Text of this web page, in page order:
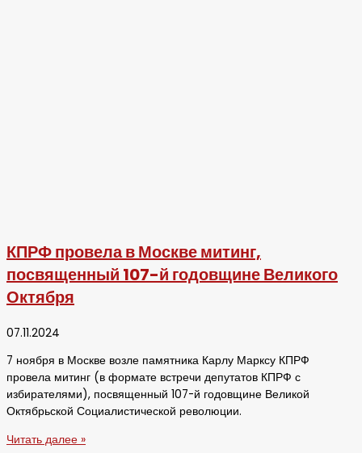
КПРФ провела в Москве митинг,
посвященный 107-й годовщине Великого
Октября
07.11.2024
7 ноября в Москве возле памятника Карлу Марксу КПРФ
провела митинг (в формате встречи депутатов КПРФ с
избирателями), посвященный 107-й годовщине Великой
Октябрьской Социалистической революции.
Читать далее »